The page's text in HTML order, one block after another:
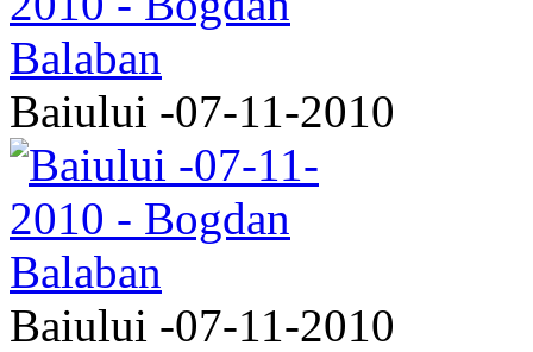
Baiului -07-11-2010
Baiului -07-11-2010